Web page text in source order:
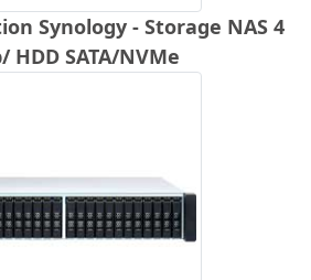
Synology - Storage NAS 4
HDD SATA/NVMe